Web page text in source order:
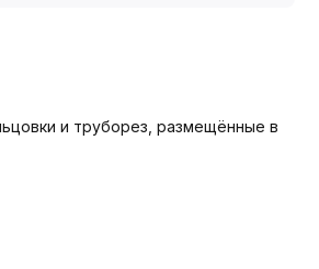
и труборез, размещённые в